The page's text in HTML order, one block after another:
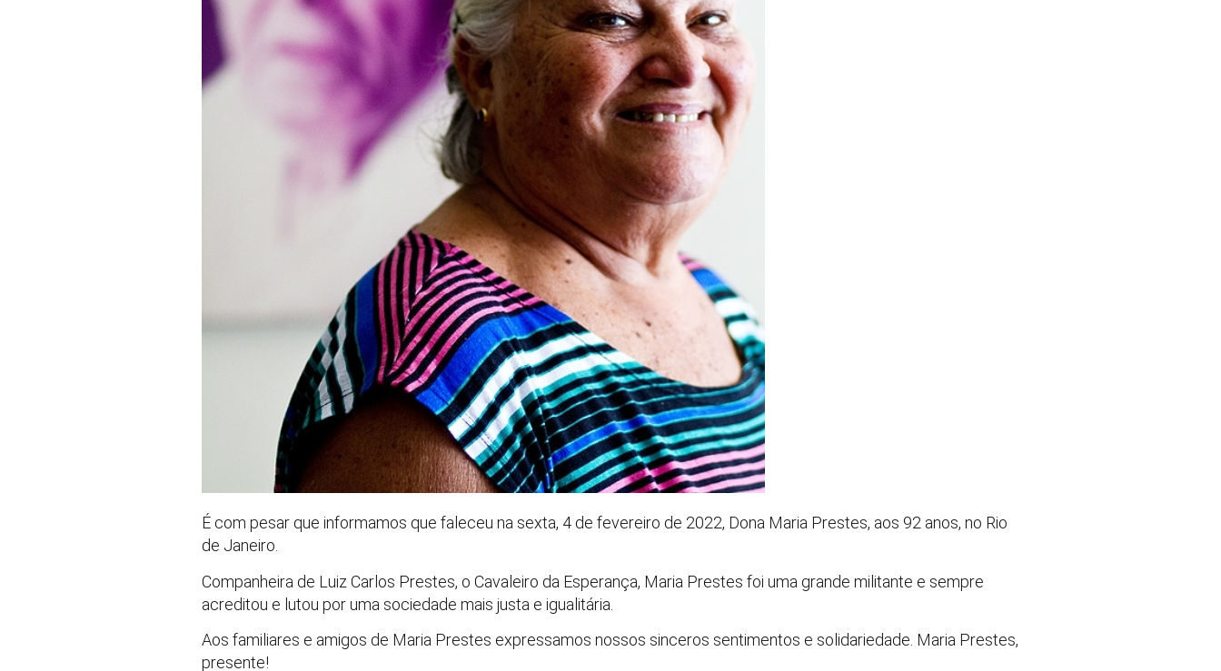
É com pesar que informamos que faleceu na sexta, 4 de fevereiro de 2022, Dona Maria Prestes, aos 92 anos, no Rio
de Janeiro.
Companheira de Luiz Carlos Prestes, o Cavaleiro da Esperança, Maria Prestes foi uma grande militante e sempre
acreditou e lutou por uma sociedade mais justa e igualitária.
Aos familiares e amigos de Maria Prestes expressamos nossos sinceros sentimentos e solidariedade. Maria Prestes,
presente!